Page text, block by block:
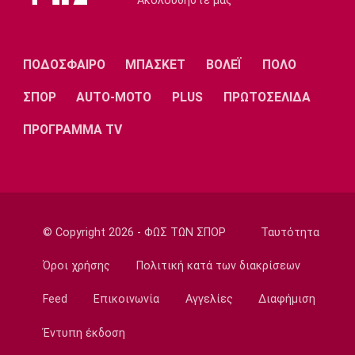
Μάρκους Φόστερ
Φωτιά στον Κουβαρά Αττικής: Μπαράζ
μηνυμάτων από το 112
Εθνικές Μπάσκετ
10:40
Βόλος: Οι νέες φανέλες, οι νέοι παίκτες και
το όνομα
Ποδόσφαιρο - Διεθνή
Χάκπο
ΠΟΔΟΣΦΑΙΡΟ ΜΠΑΣΚΕΤ ΒΟΛΕΪ ΠΟΛΟ
ΣΠΟΡ AUTO-MOTO PLUS ΠΡΩΤΟΣΕΛΙΔΑ
ΠΡΟΓΡΑΜΜΑ TV
© Copyright 2026 - ΦΩΣ ΤΩΝ ΣΠΟΡ Ταυτότητα
Όροι χρήσης Πολιτική κατά των διακρίσεων
Feed Επικοινωνία Αγγελίες Διαφήμιση
Έντυπη έκδοση